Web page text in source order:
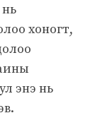
хоногт,
энэ нь